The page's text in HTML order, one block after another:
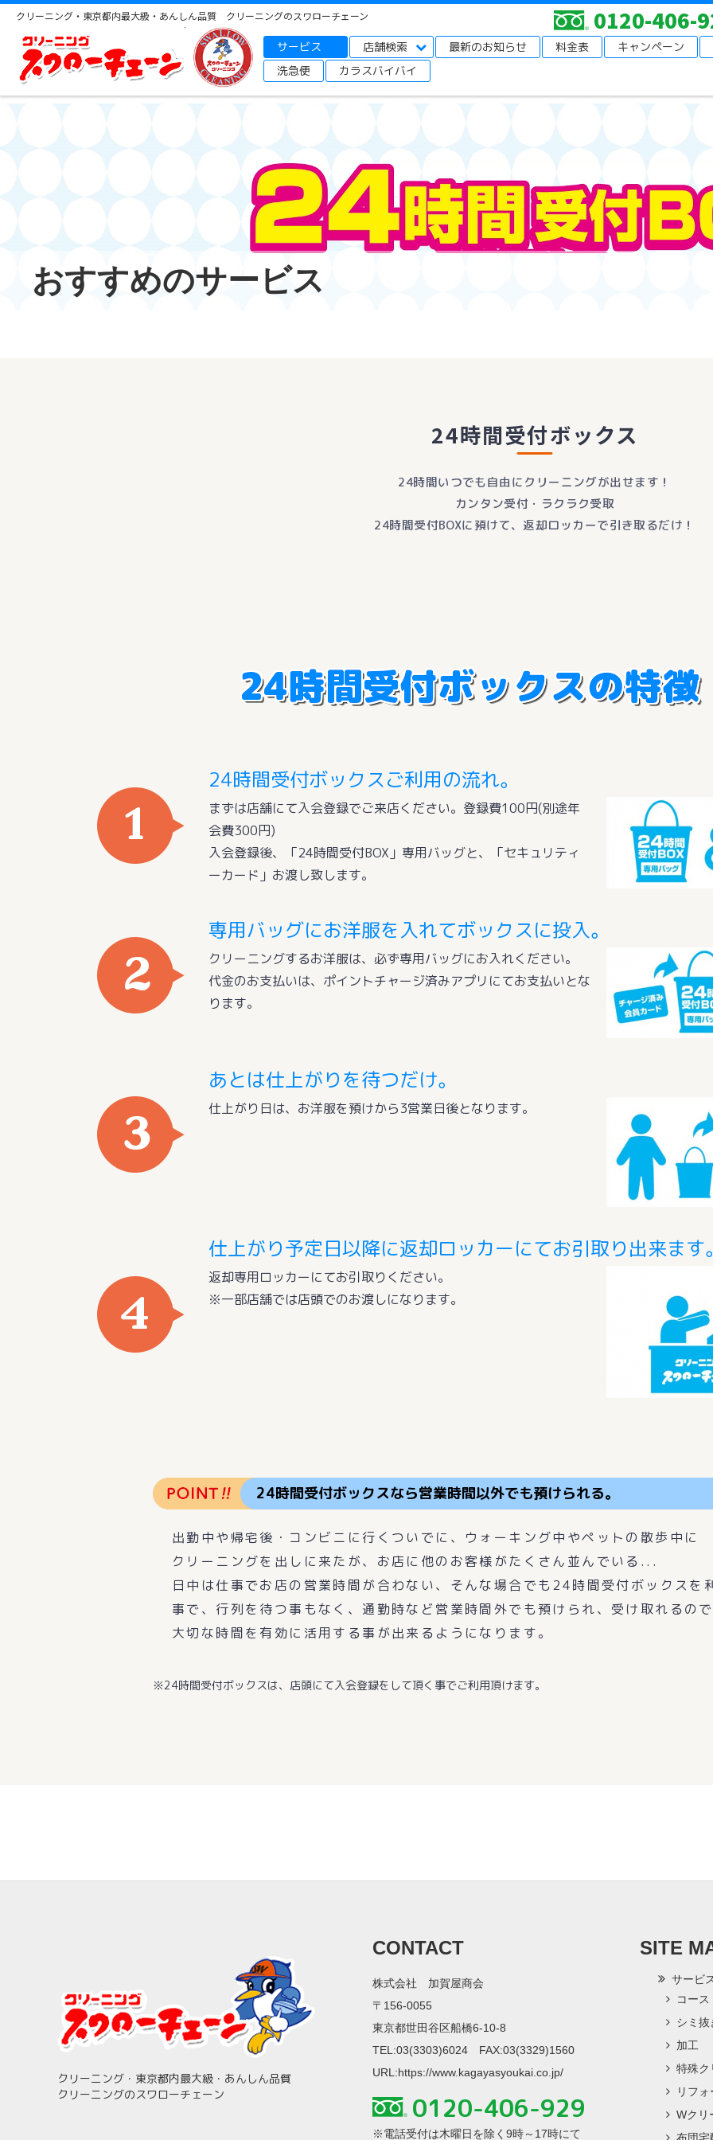
クリーニング・東京都内最大級・あんしん品質 クリーニングのスワローチェーン
サービス 店舗検索 最新のお知らせ 料金表
キャンペーン
洗急便
カラスバイバイ
0120-406-
おすすめのサービス
24時間受付ボックス
24時間いつでも自由にクリーニングが出せます！
カンタン受付・ラクラク受取
24時間受付BOXに預けて、返却ロッカーで引き取るだけ！
24時間受付ボックスご利用の流れ。
まずは店舗にて入会登録でご来店ください。登録費100円(別途年
会費300円)
入会登録後、「24時間受付BOX」専用バッグと、「セキュリティ
ーカード」お渡し致します。
専用バッグにお洋服を入れてボックスに投入。
クリーニングするお洋服は、必ず専用バッグにお入れください。
代金のお支払いは、ポイントチャージ済みアプリにてお支払いとな
ります。
あとは仕上がりを待つだけ。
仕上がり日は、お洋服を預けから3営業日後となります。
仕上がり予定日以降に返却ロッカーにてお引取り出来ます
返却専用ロッカーにてお引取りください。
※一部店舗では店頭でのお渡しになります。
24時間受付ボックスなら営業時間以外でも預けられる。
出勤中や帰宅後・コンビニに行くついでに、ウォーキング中やペットの散歩中に
クリーニングを出しに来たが、お店に他のお客様がたくさん並んでいる...
日中は仕事でお店の営業時間が合わない、そんな場合でも24時間受付ボックスを
事で、行列を待つ事もなく、通勤時など営業時間外でも預けられ、受け取れるので
大切な時間を有効に活用する事が出来るようになります。
※24時間受付ボックスは、店頭にて入会登録をして頂く事でご利用頂けます。
クリーニング・東京都内最大級・あんしん品質
クリーニングのスワローチェーン
CONTACT
株式会社 加賀屋商会
〒156-0055
東京都世田谷区船橋6-10-8
TEL:03(3303)6024 FAX:03(3329)1560
URL:https://www.kagayasyoukai.co.jp/
0120-406-929
※電話受付は木曜日を除く9時～17時にて
SITE
サービ
コース
シミ抜
加工
特殊ク
リフ
Wクリ